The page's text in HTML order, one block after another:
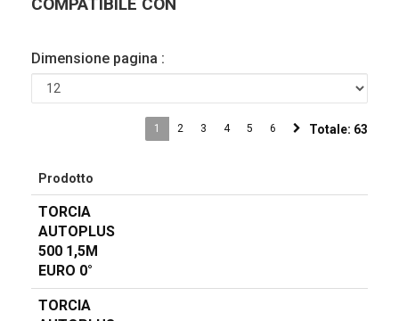
Dimensione pagina :
1 2 3 4 5 6 Totale: 63
Prodotto
TORCIA
AUTOPLUS
500 1,5M
EURO 0°
TORCIA